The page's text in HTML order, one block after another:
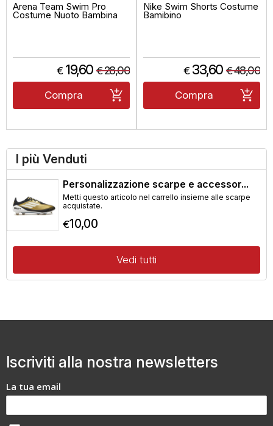
Arena Team Swim Pro
Costume Nuoto Bambina
€ 19,60 €28,00
Compra
Nike Swim Shorts Costume
Bamibino
€ 33,60 €48,00
Compra
I più Venduti
Personalizzazione scarpe e accessor...
Metti questo articolo nel carrello insieme alle scarpe
acquistate.
€10,00
Vedi tutti
Iscriviti alla nostra newsletters
La tua email